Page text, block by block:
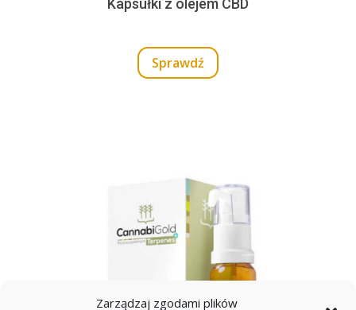
Zarządzaj zgodami plików
Kapsułki z olejem CBD
Sprawdź